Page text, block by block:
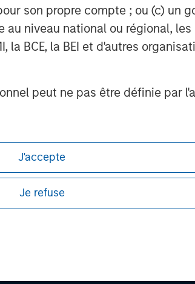
son propre compte ; ou (c) un
niveau national ou régional,
la BCE, la BEI et d'autres
peut ne pas être définie par
J'accepte
Je refuse